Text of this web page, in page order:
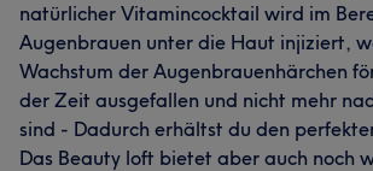
natürlicher Vitamincocktail wird im
Augenbrauen unter die Haut injiziert,
Wachstum der Augenbrauenhärchen
der Zeit ausgefallen und nicht mehr
sind - Dadurch erhältst du den
Das Beauty loft bietet aber auch noch